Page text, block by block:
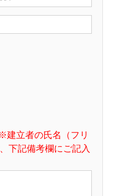
建立者の氏名（フリ
下記備考欄にご記入